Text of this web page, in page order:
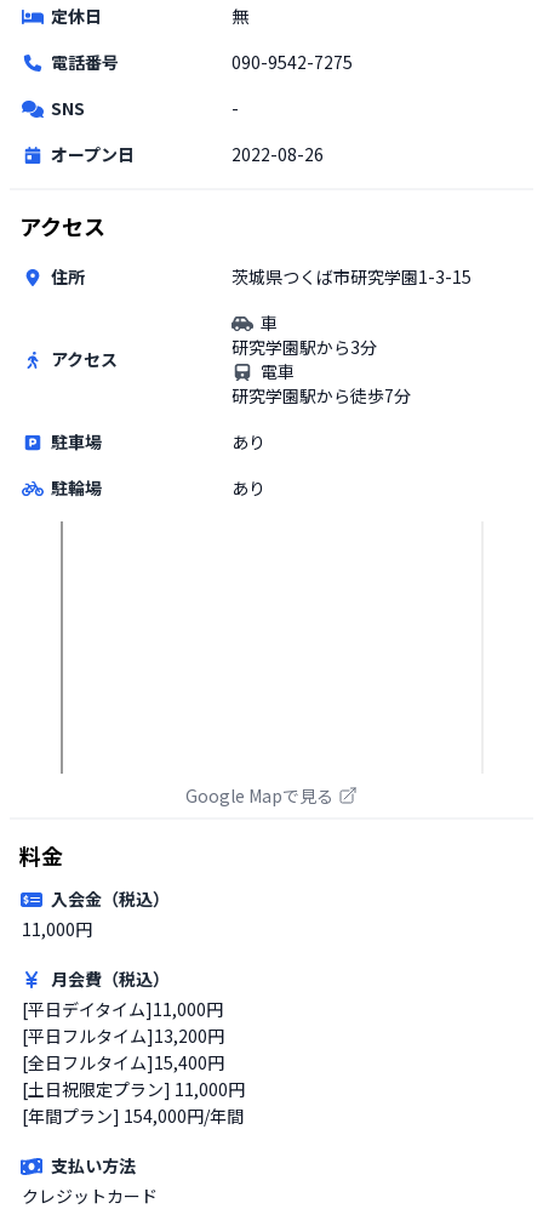
定休日
無
電話番号
090-9542-7275
SNS
-
オープン日
2022-08-26
アクセス
住所 茨城県つくば市研究学園1-3-15
アクセス
車
研究学園駅から3分
電車
研究学園駅から徒歩7分
駐車場
あり
駐輪場
あり
Google Mapで見る
料金
入会金（税込）
11,000円
月会費（税込）
[平日デイタイム]11,000円
[平日フルタイム]13,200円
[全日フルタイム]15,400円
[土日祝限定プラン] 11,000円
[年間プラン] 154,000円/年間
支払い方法
クレジットカード